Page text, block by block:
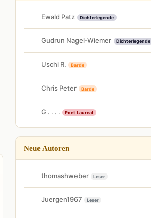
Ewald Patz Dichterlegende
Gudrun Nagel-Wiemer Dichterlegende
Uschi R. Barde
Chris Peter Barde
G . . . . Poet Laureat
Neue Autoren
thomashweber Leser
Juergen1967 Leser